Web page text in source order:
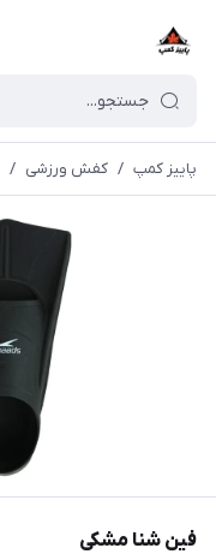
پاییز کمپ / کفش ورزشی /
فین شنا مشکی